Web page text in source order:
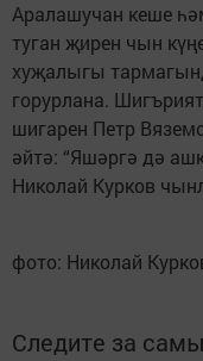
Аралашучан кеше
туган җирен чын
хуҗалыгы
горурлана.
шигарен Петр
әйтә: “Яшәргә дә
Николай Курков
фото: Николай
Следите за